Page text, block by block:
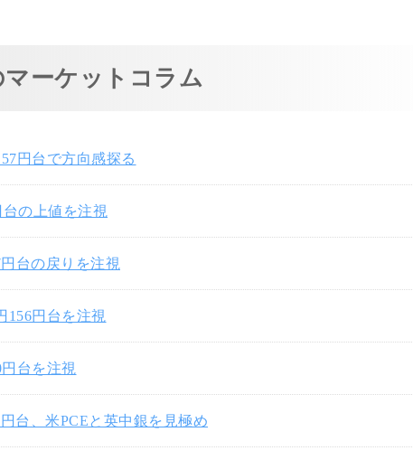
マーケットコラム
円台で方向感探る
の上値を注視
台の戻りを注視
156円台を注視
台を注視
台、米PCEと英中銀を見極め